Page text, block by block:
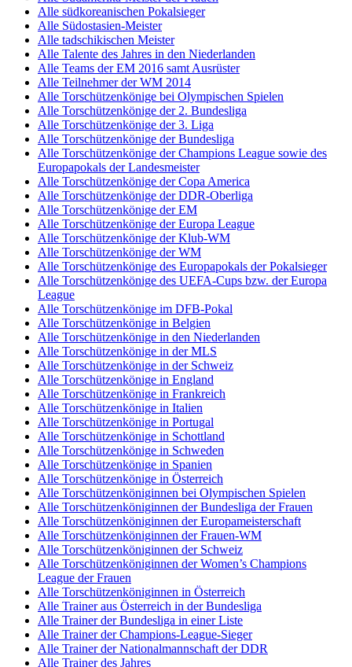
Alle südkoreanischen Pokalsieger
Alle Südostasien-Meister
Alle tadschikischen Meister
Alle Talente des Jahres in den Niederlanden
Alle Teams der EM 2016 samt Ausrüster
Alle Teilnehmer der WM 2014
Alle Torschützenkönige bei Olympischen Spielen
Alle Torschützenkönige der 2. Bundesliga
Alle Torschützenkönige der 3. Liga
Alle Torschützenkönige der Bundesliga
Alle Torschützenkönige der Champions League sowie des
Europapokals der Landesmeister
Alle Torschützenkönige der Copa America
Alle Torschützenkönige der DDR-Oberliga
Alle Torschützenkönige der EM
Alle Torschützenkönige der Europa League
Alle Torschützenkönige der Klub-WM
Alle Torschützenkönige der WM
Alle Torschützenkönige des Europapokals der Pokalsieger
Alle Torschützenkönige des UEFA-Cups bzw. der Europa
League
Alle Torschützenkönige im DFB-Pokal
Alle Torschützenkönige in Belgien
Alle Torschützenkönige in den Niederlanden
Alle Torschützenkönige in der MLS
Alle Torschützenkönige in der Schweiz
Alle Torschützenkönige in England
Alle Torschützenkönige in Frankreich
Alle Torschützenkönige in Italien
Alle Torschützenkönige in Portugal
Alle Torschützenkönige in Schottland
Alle Torschützenkönige in Schweden
Alle Torschützenkönige in Spanien
Alle Torschützenkönige in Österreich
Alle Torschützenköniginnen bei Olympischen Spielen
Alle Torschützenköniginnen der Bundesliga der Frauen
Alle Torschützenköniginnen der Europameisterschaft
Alle Torschützenköniginnen der Frauen-WM
Alle Torschützenköniginnen der Schweiz
Alle Torschützenköniginnen der Women’s Champions
League der Frauen
Alle Torschützenköniginnen in Österreich
Alle Trainer aus Österreich in der Bundesliga
Alle Trainer der Bundesliga in einer Liste
Alle Trainer der Champions-League-Sieger
Alle Trainer der Nationalmannschaft der DDR
Alle Trainer des Jahres